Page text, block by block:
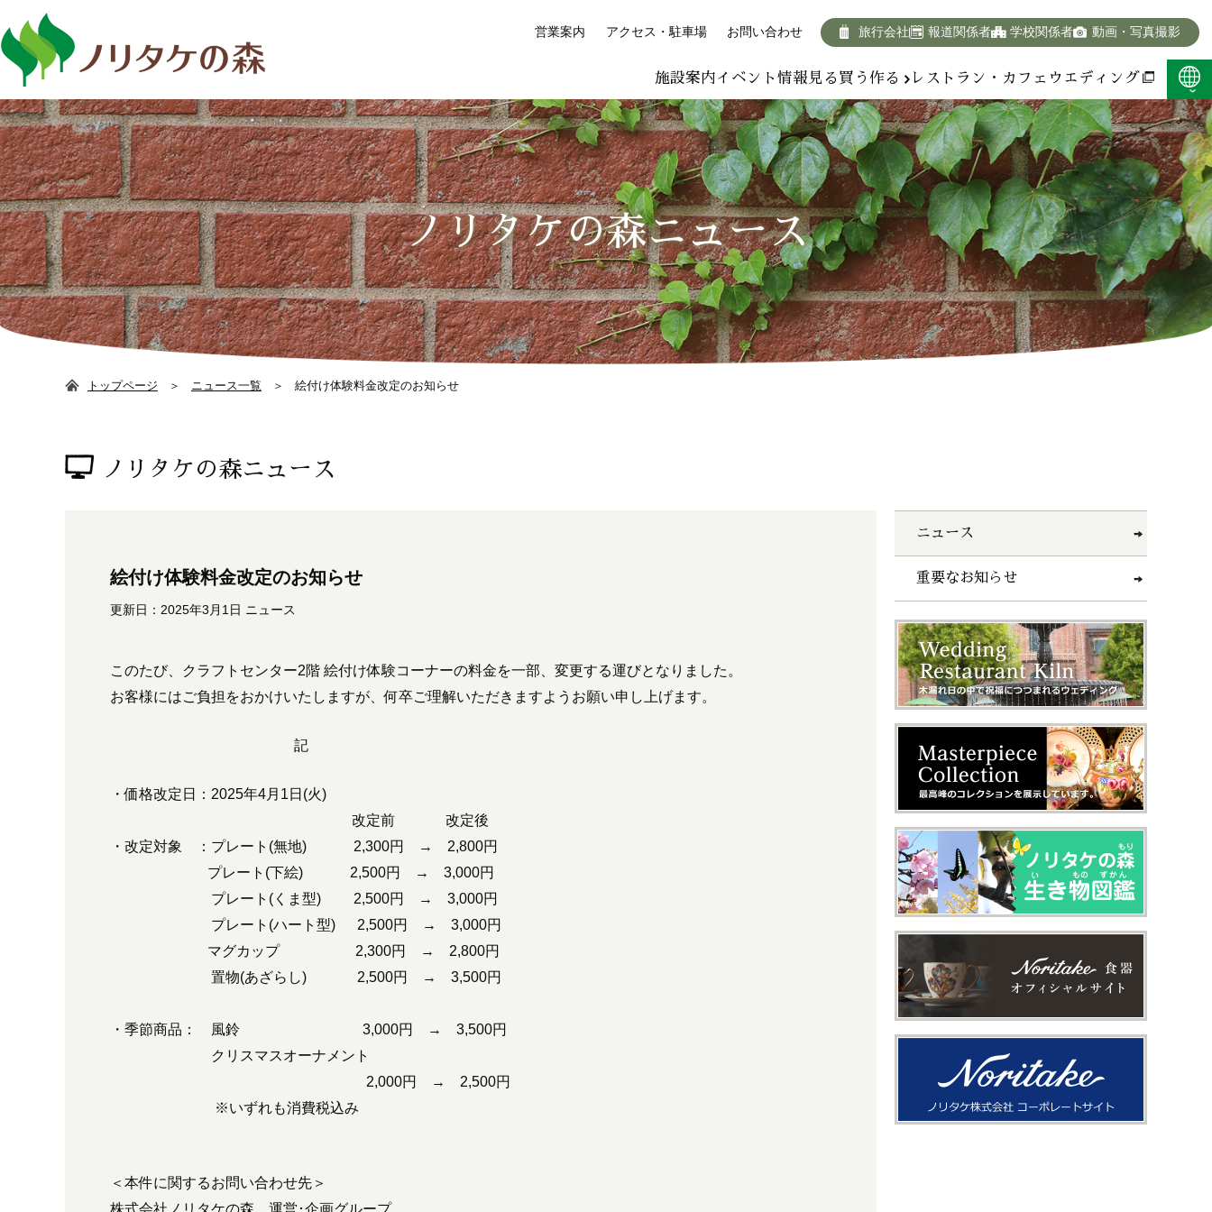
営業案内 アクセス・駐車場 お問い合わせ 旅行会社 報道関係者 学校関係者 動画・写真撮影
施設案内イベント情報 見る 買う作る
絵付け体験コーナー プレミアム絵付け体験
レストラン・カフェ ウエディング
日本語ENGLISH简体中文 (PDF:2.7MB)한국어 (PDF:609KB)ภาษาไทย (PDF:400KB)
ノリタケの森ニュース
トップページ ニュース一覧 絵付け体験料金改定のお知らせ
ノリタケの森ニュース
絵付け体験料金改定のお知らせ
更新日：2025年3月1日 ニュース
このたび、クラフトセンター2階 絵付け体験コーナーの料金を一部、変更する運びとなりました。
お客様にはご負担をおかけいたしますが、何卒ご理解いただきますようお願い申し上げます。
記
・価格改定日：2025年4月1日(火)
改定前 改定後
・改定対象 ：プレート(無地) 2,300円 → 2,800円
プレート(下絵) 2,500円 → 3,000円
プレート(くま型) 2,500円 → 3,000円
プレート(ハート型) 2,500円 → 3,000円
マグカップ 2,300円 → 2,800円
置物(あざらし) 2,500円 → 3,500円
・季節商品： 風鈴 3,000円 → 3,500円
クリスマスオーナメント
2,000円 → 2,500円
※いずれも消費税込み
＜本件に関するお問い合わせ先＞
株式会社ノリタケの森 運営･企画グループ
ニュース
重要なお知らせ